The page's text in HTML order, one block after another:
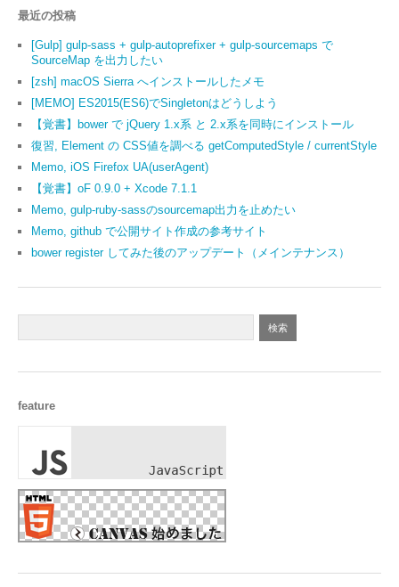
最近の投稿
[Gulp] gulp-sass + gulp-autoprefixer + gulp-sourcemaps で
SourceMap を出力したい
[zsh] macOS Sierra へインストールしたメモ
[MEMO] ES2015(ES6)でSingletonはどうしよう
【覚書】bower で jQuery 1.x系 と 2.x系を同時にインストール
復習, Element の CSS値を調べる getComputedStyle / currentStyle
Memo, iOS Firefox UA(userAgent)
【覚書】oF 0.9.0 + Xcode 7.1.1
Memo, gulp-ruby-sassのsourcemap出力を止めたい
Memo, github で公開サイト作成の参考サイト
bower register してみた後のアップデート（メインテナンス）
feature